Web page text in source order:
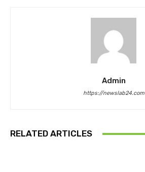
Admin
https://newslab24.com
RELATED ARTICLES